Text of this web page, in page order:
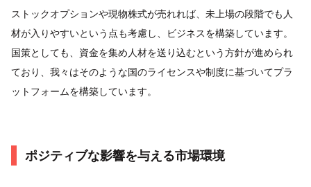
ストックオプションや現物株式が売れれば、未上場の段階でも人
材が入りやすいという点も考慮し、ビジネスを構築しています。
国策としても、資金を集め人材を送り込むという方針が進められ
ており、我々はそのような国のライセンスや制度に基づいてプラ
ットフォームを構築しています。
ポジティブな影響を与える市場環境